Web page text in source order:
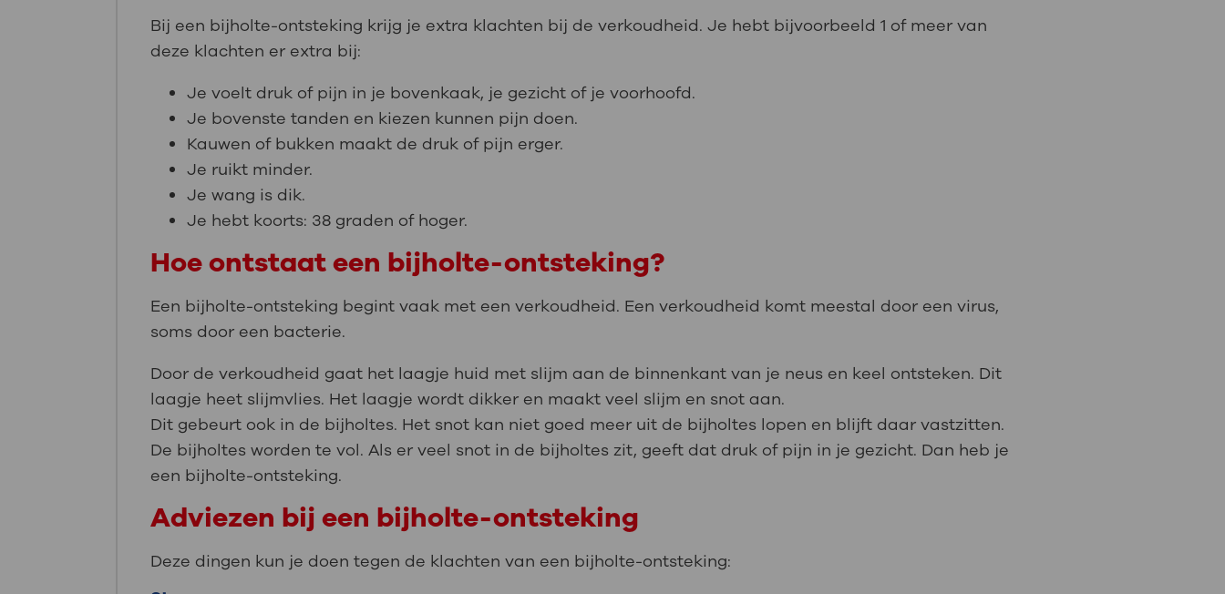
Bij een bijholte-ontsteking krijg je extra klachten bij de verkoudheid. Je hebt bijvoorbeeld 1 of meer van
deze klachten er extra bij:
Je voelt druk of pijn in je bovenkaak, je gezicht of je voorhoofd.
Je bovenste tanden en kiezen kunnen pijn doen.
Kauwen of bukken maakt de druk of pijn erger.
Je ruikt minder.
Je wang is dik.
Je hebt koorts: 38 graden of hoger.
Hoe ontstaat een bijholte-ontsteking?
Een bijholte-ontsteking begint vaak met een verkoudheid. Een verkoudheid komt meestal door een virus,
soms door een bacterie.
Door de verkoudheid gaat het laagje huid met slijm aan de binnenkant van je neus en keel ontsteken. Dit
laagje heet slijmvlies. Het laagje wordt dikker en maakt veel slijm en snot aan.
Dit gebeurt ook in de bijholtes. Het snot kan niet goed meer uit de bijholtes lopen en blijft daar vastzitten.
De bijholtes worden te vol. Als er veel snot in de bijholtes zit, geeft dat druk of pijn in je gezicht. Dan heb je
een bijholte-ontsteking.
Adviezen bij een bijholte-ontsteking
Deze dingen kun je doen tegen de klachten van een bijholte-ontsteking: